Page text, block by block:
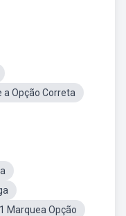
a Opção Correta
Marquea Opção